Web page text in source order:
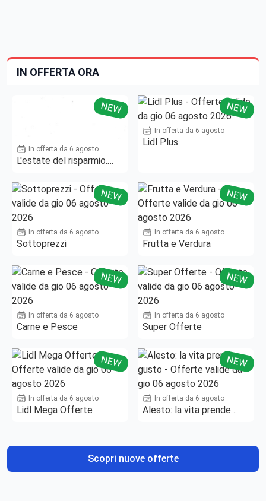
IN OFFERTA ORA
NEW
In offerta da 6 agosto
L'estate del risparmio.
NEW
In offerta da 6 agosto
Lidl Plus
NEW
In offerta da 6 agosto
Sottoprezzi
NEW
In offerta da 6 agosto
Frutta e Verdura
NEW
In offerta da 6 agosto
Carne e Pesce
NEW
In offerta da 6 agosto
Super Offerte
NEW
In offerta da 6 agosto
Lidl Mega Offerte
NEW
In offerta da 6 agosto
Alesto: la vita prende
Scopri nuove offerte